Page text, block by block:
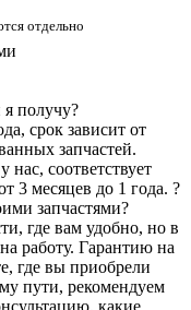
отдельно
получу?
срок зависит от
запчастей.
нас, соответствует
3 месяцев до 1 года. ?
запчастями?
где вам удобно, но в
работу. Гарантию на
где вы приобрели
пути, рекомендуем
какие